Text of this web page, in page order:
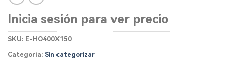
Inicia sesión para ver precio
SKU: E-HO400X150
Categoría: Sin categorizar